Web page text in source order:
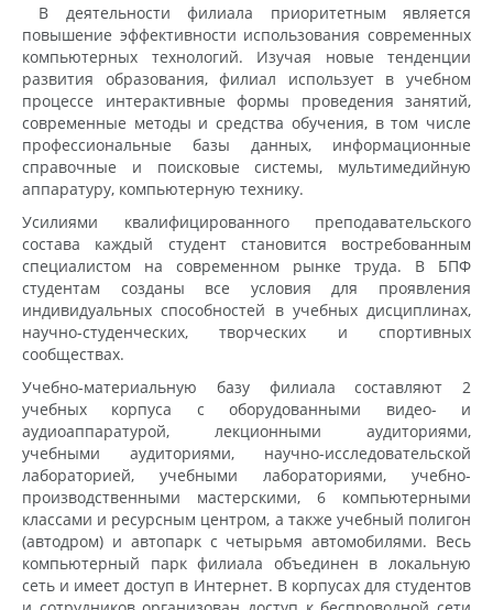
В деятельности филиала приоритетным является
повышение эффективности использования современных
компьютерных технологий. Изучая новые тенденции
развития образования, филиал использует в учебном
процессе интерактивные формы проведения занятий,
современные методы и средства обучения, в том числе
профессиональные базы данных, информационные
справочные и поисковые системы, мультимедийную
аппаратуру, компьютерную технику.
Усилиями квалифицированного преподавательского
состава каждый студент становится востребованным
специалистом на современном рынке труда. В БПФ
студентам созданы все условия для проявления
индивидуальных способностей в учебных дисциплинах,
научно-студенческих, творческих и спортивных
сообществах.
Учебно-материальную базу филиала составляют 2
учебных корпуса с оборудованными видео- и
аудиоаппаратурой, лекционными аудиториями,
учебными аудиториями, научно-исследовательской
лабораторией, учебными лабораториями, учебно-
производственными мастерскими, 6 компьютерными
классами и ресурсным центром, а также учебный полигон
(автодром) и автопарк с четырьмя автомобилями. Весь
компьютерный парк филиала объединен в локальную
сеть и имеет доступ в Интернет. В корпусах для студентов